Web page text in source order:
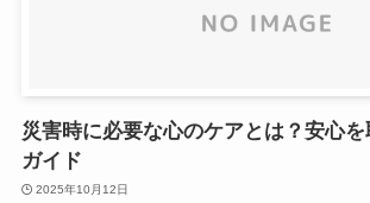
災害時に必要な心のケアとは？安心
ガイド
2025年10月12日